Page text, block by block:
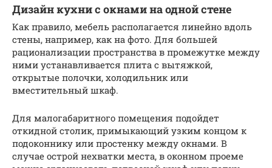
Дизайн кухни с окнами на одной стене
Как правило, мебель располагается линейно вдоль
стены, например, как на фото. Для большей
рационализации пространства в промежутке между
ними устанавливается плита с вытяжкой,
открытые полочки, холодильник или
вместительный шкаф.
Для малогабаритного помещения подойдет
откидной столик, примыкающий узким концом к
подоконнику или простенку между окнами. В
случае острой нехватки места, в оконном проеме